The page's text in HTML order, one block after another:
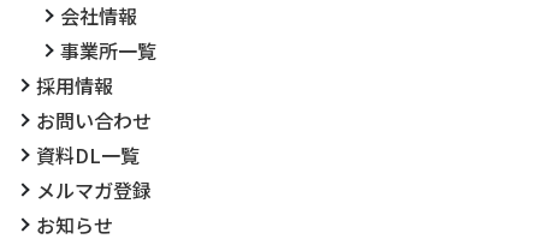
会社情報
事業所一覧
採用情報
お問い合わせ
資料DL一覧
メルマガ登録
お知らせ